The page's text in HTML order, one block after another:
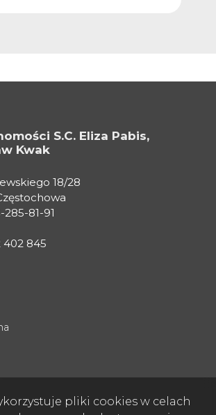
S.C. Eliza Pabis,
Kwak
18/28
81-91
402 845
pliki cookies w celach